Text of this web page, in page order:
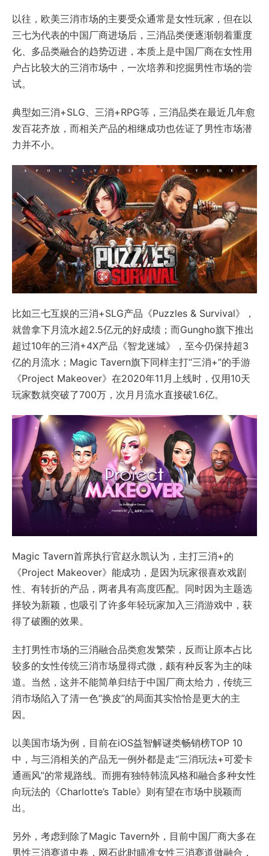
以往，欧美三消市场的主要受众通常是女性玩家，但在以
三七为代表的中国厂商进场后，三消品类便逐渐朝着重度
化、多品类融合的趋势迈进，本质上是中国厂商在女性用
户占比较大的三消市场中，一次培养和挖掘男性市场的尝
试。
典型如三消+SLG、三消+RPG等，三消品类在最近几年愈
发百花齐放，而相关产品的相继成功也佐证了男性市场潜
力并不小。
比如三七互娱的三消+SLG产品《Puzzles & Survival》，
就曾拿下月流水超2.5亿元的好成绩；而Gungho旗下推出
超过10年的三消+4X产品《智龙迷城》，至今仍保持超3
亿的月流水；Magic Tavern旗下同样主打“三消+”的手游
《Project Makeover》在2020年11月上线时，仅用10天
玩家数就突破了700万，次月月流水直接破1.6亿。
Magic Tavern首席执行官赵永凯认为，主打三消+的
《Project Makeover》能成功，是因为玩家很喜欢戏剧
性、有转折的产品，两者具有高度匹配。同时因为主题选
择较为新颖，也吸引了许多年轻玩家加入三消游戏中，获
得了破圈的效果。
主打男性市场的三消融合品类愈发繁荣，反而让原本占比
较多的女性传统三消市场显得式微，颇有种反客为主的味
道。当然，这并不能简单归结于中国厂商太给力，传统三
消市场陷入了清一色“换皮”的局面其实恰恰是更大的主
因。
以美国市场为例，目前在iOS益智解谜类畅销榜TOP 10
中，与三消相关的产品无一例外都是走“三消玩法+可爱卡
通画风”的常规路线。而拥有独特韩流风格和融合多种女性
向玩法的《Charlotte’s Table》则有望在市场中脱颖而
出。
另外，考虑到除了Magic Tavern外，目前中国厂商大多在
男性三消赛道中卷，网石此时瞄准女性三消赛道做融合，